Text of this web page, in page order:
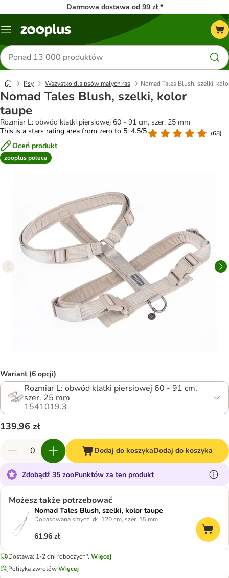
Darmowa dostawa od 99 zł *
Menu
Szukaj
produktów
Psy Wszystko dla psów małych ras Nomad Tales Blush, szelki,
Nomad Tales Blush, szelki, kolor
taupe
Rozmiar L: obwód klatki piersiowej 60 - 91 cm, szer. 25 mm
This is a stars rating area from zero to 5: 4.5/5
(68)
Oceń produkt
zooplus poleca
Wariant (6 opcji)
Rozmiar L: obwód klatki piersiowej 60 - 91 cm,
szer. 25 mm
1541019.3
139,96 zł
Dodaj do koszykaDodaj do koszyka
Zdobądź 35 zooPunktów za ten produkt
Możesz także potrzebować
Nomad Tales Blush, szelki, kolor taupe
Dopasowana smycz: dł. 120 cm, szer. 15 mm
61,96 zł
Dostawa: 1-2 dni roboczych*. Więcej
Polityka zwrotówWięcej